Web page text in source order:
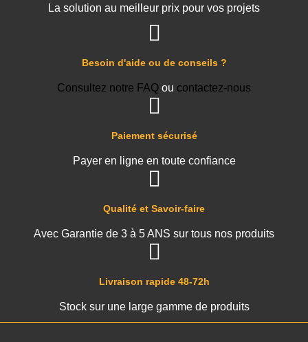
Livraison rapide 48-72h
Stock sur une large gamme de produits
Qualité et Savoir-faire
Avec Garantie de 3 à 5 ANS sur tous nos produits
Paiement sécurisé
Payer en ligne en toute confiance
Besoin d'aide ou de conseils ?
Consultez notre FAQ ou contactez-nous
La solution au meilleur prix pour vos projets